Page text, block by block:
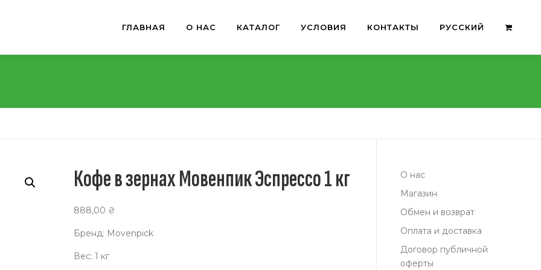
ГЛАВНАЯ О НАС КАТАЛОГ УСЛОВИЯ КОНТАКТЫ РУССКИЙ
Кофе в зернах Мовенпик Эспрессо 1 кг
888,00 ₴
Бренд: Movenpick
Вес: 1 кг
О нас
Магазин
Обмен и возврат
Оплата и доставка
Договор публичной
оферты